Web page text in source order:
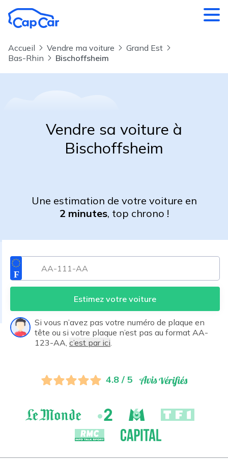
Accueil Vendre ma voiture
Grand Est
Bas-Rhin
Bischoffsheim
Vendre sa voiture à
Bischoffsheim
Une estimation de votre voiture en
2 minutes, top chrono !
Estimez votre voiture
Si vous n’avez pas votre numéro de plaque en
tête ou si votre plaque n’est pas au format AA-
123-AA, c’est par ici
4.8 / 5